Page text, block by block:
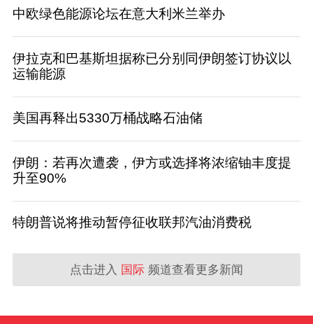
中欧绿色能源论坛在意大利米兰举办
伊拉克和巴基斯坦据称已分别同伊朗签订协议以
运输能源
美国再释出5330万桶战略石油储
伊朗：若再次遭袭，伊方或选择将浓缩铀丰度提
升至90%
特朗普说将推动暂停征收联邦汽油消费税
点击进入 国际 频道查看更多新闻